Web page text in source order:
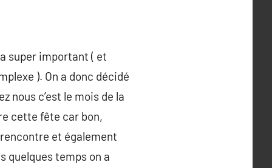
super important ( et
). On a donc décidé
nous c’est le mois de la
cette fête car bon,
et également
quelques temps on a